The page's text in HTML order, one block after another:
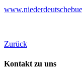
Zurück
Kontakt zu uns